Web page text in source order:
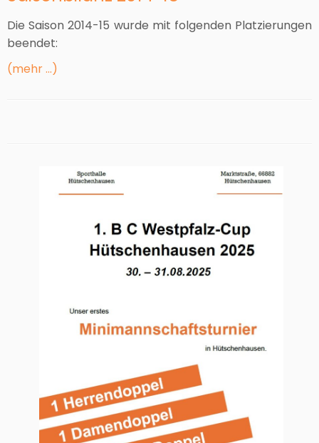
Die Saison 2014-15 wurde mit folgenden Platzierungen
beendet:
(mehr …)